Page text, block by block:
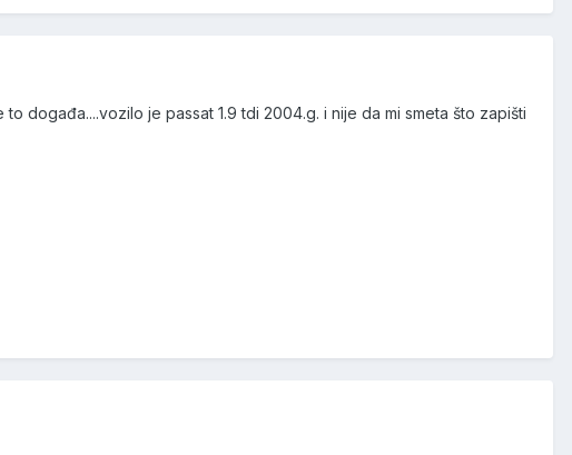
događa....vozilo je passat 1.9 tdi 2004.g. i nije da mi smeta što zapišti